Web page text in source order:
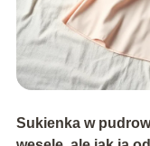
Sukienka w